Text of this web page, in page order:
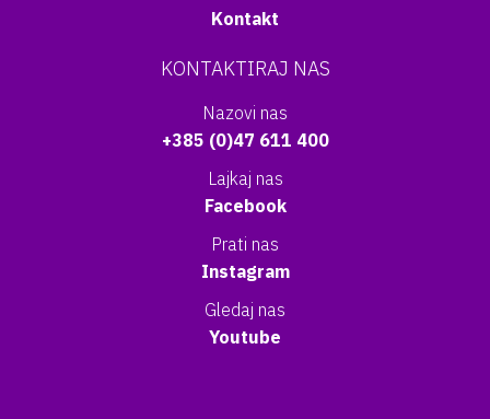
Kontakt
KONTAKTIRAJ NAS
Nazovi nas
+385 (0)47 611 400
Lajkaj nas
Facebook
Prati nas
Instagram
Gledaj nas
Youtube